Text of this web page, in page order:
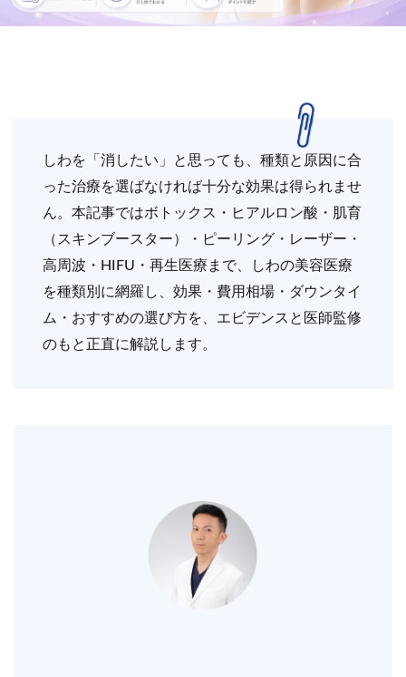
しわを「消したい」と思っても、種類と原因に合
った治療を選ばなければ十分な効果は得られませ
ん。本記事ではボトックス・ヒアルロン酸・肌育
（スキンブースター）・ピーリング・レーザー・
高周波・HIFU・再生医療まで、しわの美容医療
を種類別に網羅し、効果・費用相場・ダウンタイ
ム・おすすめの選び方を、エビデンスと医師監修
のもと正直に解説します。